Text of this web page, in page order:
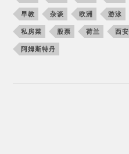
早教 杂谈 欧洲 游泳
私房菜 股票 荷兰 西安
阿姆斯特丹